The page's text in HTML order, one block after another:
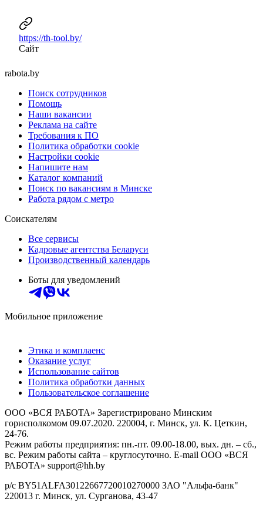
https://th-tool.by/
Сайт
rabota.by
Поиск сотрудников
Помощь
Наши вакансии
Реклама на сайте
Требования к ПО
Политика обработки cookie
Настройки cookie
Напишите нам
Каталог компаний
Поиск по вакансиям в Минске
Работа рядом с метро
Соискателям
Все сервисы
Кадровые агентства Беларуси
Производственный календарь
Боты для уведомлений
Мобильное приложение
Этика и комплаенс
Оказание услуг
Использование сайтов
Политика обработки данных
Пользовательское соглашение
ООО «ВСЯ РАБОТА» Зарегистрировано Минским
горисполкомом 09.07.2020. 220004, г. Минск, ул. К. Цеткин,
24-76.
Режим работы предприятия: пн.-пт. 09.00-18.00, вых. дн. – сб.,
вс. Режим работы сайта – круглосуточно. E-mail ООО «ВСЯ
РАБОТА» support@hh.by
р/с BY51ALFA30122667720010270000 ЗАО "Альфа-банк"
220013 г. Минск, ул. Сурганова, 43‑47